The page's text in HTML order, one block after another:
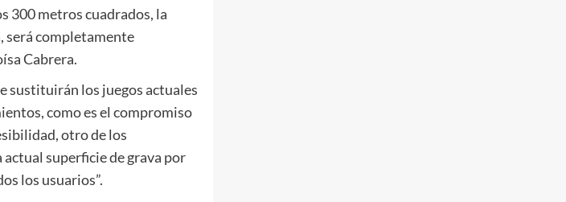
300 metros cuadrados, la
será completamente
Cabrera.
sustituirán los juegos actuales
como es el compromiso
otro de los
superficie de grava por
los usuarios”.